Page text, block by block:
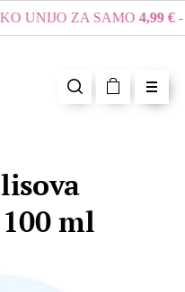
UNIJO ZA SAMO4,99 €-
ml